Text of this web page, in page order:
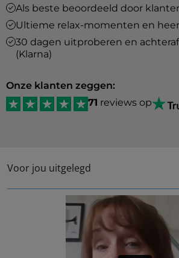
Als beste beoordeeld door
Ultieme relax-momenten en
30 dagen uitproberen en
(Klarna)
Onze klanten zeggen:
71 reviews op
Voor jou uitgelegd